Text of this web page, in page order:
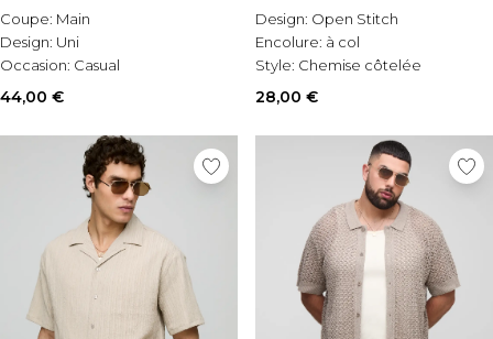
Coupe: Main
Design: Uni
Occasion: Casual
44,00 €
Design: Open Stitch
Encolure: à col
Style: Chemise côtelée
28,00 €